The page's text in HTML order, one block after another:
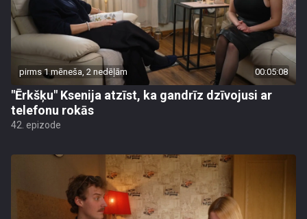
pirms 1 mēneša, 2 nedēļām 00:05:08
"Ērkšķu" Ksenija atzīst, ka gandrīz dzīvojusi ar
telefonu rokās
42. epizode